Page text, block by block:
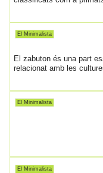
El Minimalista
El zabuton és una part
relacionat amb les
El Minimalista
El Minimalista